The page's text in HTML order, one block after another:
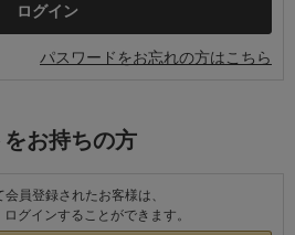
パスワードをお忘れの方はこちら
お持ちの方
員登録されたお客様は、
グインすることができます。